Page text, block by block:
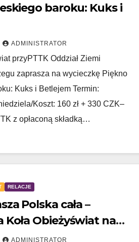
baroku: Kuks i
ADMINISTRATOR
przyPTTK Oddział Ziemi
zaprasza na wycieczkę Piękno
Kuks i Betlejem Termin:
Koszt: 160 zł + 330 CZK–
z opłaconą składką…
RELACJE
Polska cała –
Koła Obieżyświat na
ADMINISTRATOR